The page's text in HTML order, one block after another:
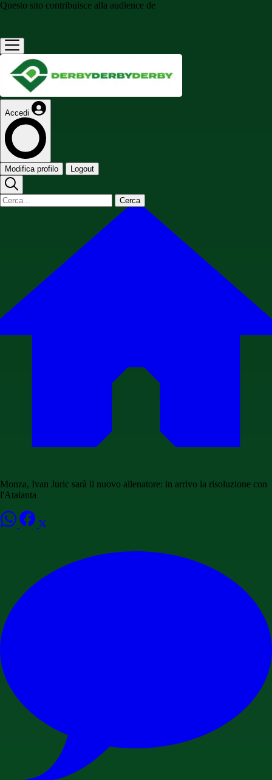
Questo sito contribuisce alla audience de
Accedi
Modifica profilo Logout
Cerca
Monza, Ivan Juric sarà il nuovo allenatore: in arrivo la risoluzione con
l'Atalanta